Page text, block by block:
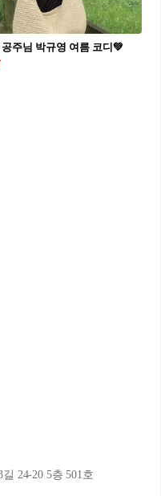
공주님 박규영 여름 코디💚
24-20 5층 501호